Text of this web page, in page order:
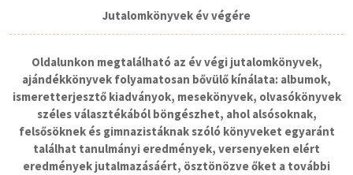
Jutalomkönyvek év végére
Oldalunkon megtalálható az év végi jutalomkönyvek,
ajándékkönyvek folyamatosan bővülő kínálata: albumok,
ismeretterjesztő kiadványok, mesekönyvek, olvasókönyvek
széles választékából böngészhet, ahol alsósoknak,
felsősöknek és gimnazistáknak szóló könyveket egyaránt
találhat tanulmányi eredmények, versenyeken elért
eredmények jutalmazásáért, ösztönözve őket a további